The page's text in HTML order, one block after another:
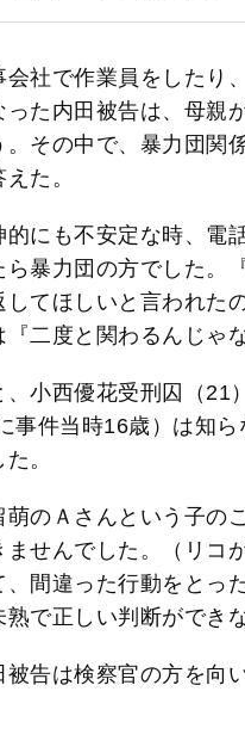
社で作業員をしたり
た内田被告は、母親
その中で、暴力団関
た。
的にも不安定な時、電
暴力団の方でした。
てほしいと言われた
二度と関わるんじゃ
小西優花受刑囚（21
事件当時16歳）は知
。
萌のＡさんという子の
せんでした。（リコ
間違った行動をとっ
で正しい判断ができ
告は検察官の方を向